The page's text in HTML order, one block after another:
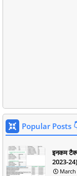
Popular Posts
इनकम
2023-